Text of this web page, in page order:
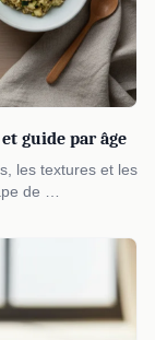
guide par âge
les textures et les
de …